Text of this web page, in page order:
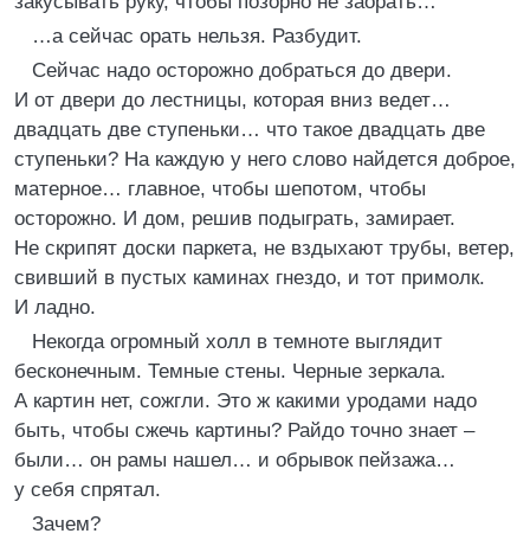
…а сейчас орать нельзя. Разбудит.
Сейчас надо осторожно добраться до двери.
И от двери до лестницы, которая вниз ведет…
двадцать две ступеньки… что такое двадцать две
ступеньки? На каждую у него слово найдется доброе,
матерное… главное, чтобы шепотом, чтобы
осторожно. И дом, решив подыграть, замирает.
Не скрипят доски паркета, не вздыхают трубы, ветер,
свивший в пустых каминах гнездо, и тот примолк.
И ладно.
Некогда огромный холл в темноте выглядит
бесконечным. Темные стены. Черные зеркала.
А картин нет, сожгли. Это ж какими уродами надо
быть, чтобы сжечь картины? Райдо точно знает –
были… он рамы нашел… и обрывок пейзажа…
у себя спрятал.
Зачем?